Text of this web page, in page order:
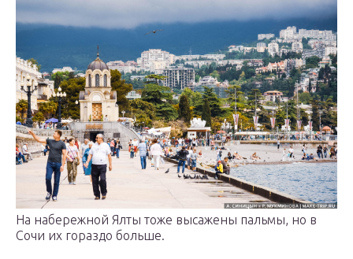
На набережной Ялты тоже высажены пальмы, но в
Сочи их гораздо больше.